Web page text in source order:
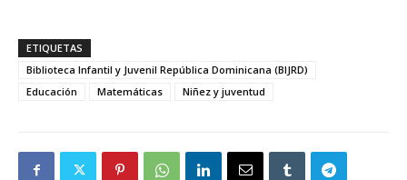
ETIQUETAS
Biblioteca Infantil y Juvenil República Dominicana (BIJRD)
Educación
Matemáticas Niñez y juventud